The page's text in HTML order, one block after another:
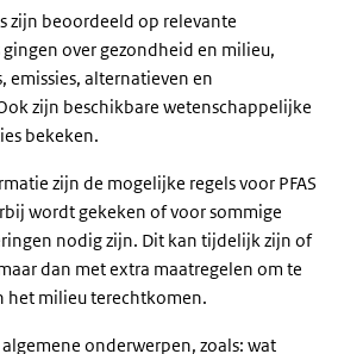
zijn beoordeeld op relevante
over gezondheid en milieu,
emissies, alternatieven en
zijn beschikbare wetenschappelijke
bekeken.
zijn de mogelijke regels voor PFAS
wordt gekeken of voor sommige
nodig zijn. Dit kan tijdelijk zijn of
dan met extra maatregelen om te
het milieu terechtkomen.
onderwerpen, zoals: wat